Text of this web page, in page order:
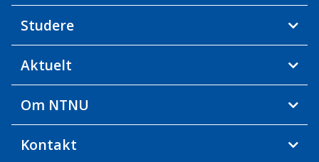
Studere
Aktuelt
Om NTNU
Kontakt